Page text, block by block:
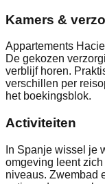
Kamers &
Appartements
De gekozen
verblijf horen.
verschillen per
het boekingsblok.
Activiteiten
In Spanje wissel je
omgeving leent
niveaus. Zwembad